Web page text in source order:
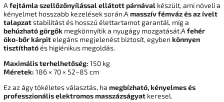
A fejtámla szellőzőnyílással ellátott párnával készült, ami növeli a
kényelmet hosszabb kezelések során.A masszív fémváz és az ívelt
talapzatstabilitást és hosszú élettartamot garantál, míg a
behúzható görgők megkönnyítik a nyugágy mozgatását.A fehér
öko-bőr kárpitelegáns megjelenést biztosít, egyben könnyen
tisztíthatóés higiénikus megoldás.
Maximális terhelhetőség: 150 kg
Méretek: 186 × 70 × 52–85 cm
Ez az ágy tökéletes választás, ha megbízható, kényelmes és
professzionális elektromos masszázságyat keresel.